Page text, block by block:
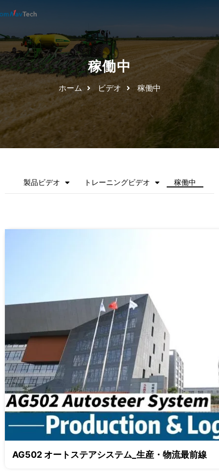
稼働中
ホーム ビデオ 稼働中
製品ビデオ トレーニングビデオ 稼働中
AG502 オートステアシステム_生産・物流最前線